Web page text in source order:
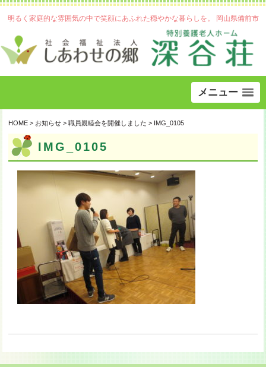
明るく家庭的な雰囲気の中で笑顔にあふれた穏やかな暮らしを。 岡山県備前市
メニュー
HOME > お知らせ >職員親睦会を開催しました > IMG_0105
IMG_0105